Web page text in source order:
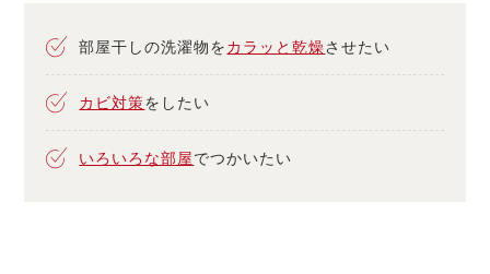
部屋干しの洗濯物を カラッと乾燥 させたい
カビ対策をしたい
いろいろな部屋 でつかいたい